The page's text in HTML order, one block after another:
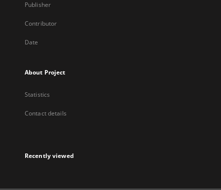
Publisher
Contributor
Date
About Project
Statistics
Contact details
Recently viewed